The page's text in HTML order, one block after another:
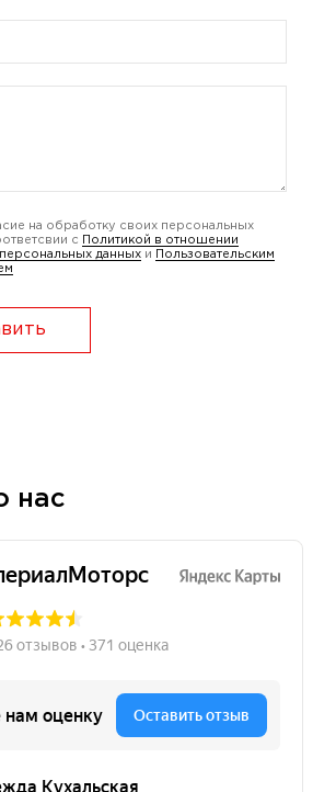
на обработку своих персональных
с
Политикой в отношении
данных и
Пользовательским
нас